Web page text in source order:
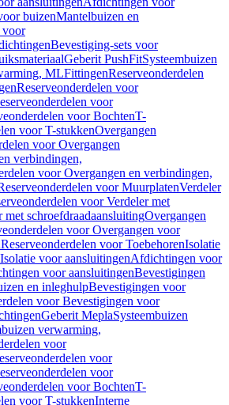
buizenMantelbuizen en
voor
Bevestiging-sets voor
Geberit PushFitSysteembuizen
MLFittingenReserveonderdelen
Reserveonderdelen voor
voor
voor BochtenT-
voor T-stukkenOvergangen
voor Overgangen
verbindingen,
voor Overgangen en verbindingen,
voor MuurplatenVerdeler
voor Verdeler met
met schroefdraadaansluitingOvergangen
voor Overgangen voor
Reserveonderdelen voor ToebehorenIsolatie
Isolatie voor aansluitingenAfdichtingen voor
voor aansluitingenBevestigingen
en inleghulpBevestigingen voor
voor Bevestigingen voor
Geberit MeplaSysteembuizen
verwarming,
voor
voor
voor
voor BochtenT-
voor T-stukkenInterne